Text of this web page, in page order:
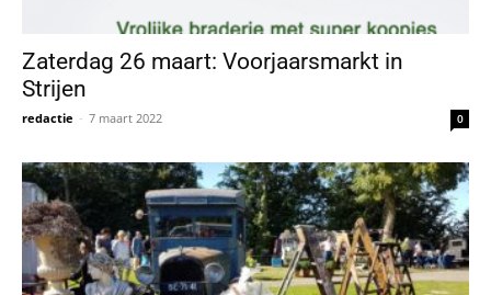
Zaterdag 26 maart: Voorjaarsmarkt in
Strijen
redactie - 7 maart 2022 0